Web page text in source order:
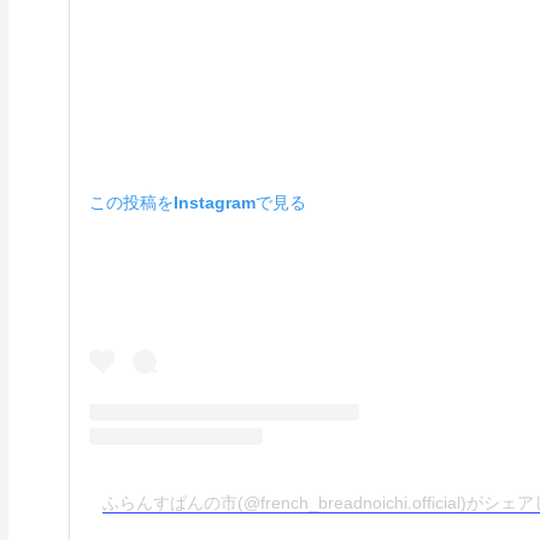
この投稿をInstagramで見る
ふらんすぱんの市(@french_breadnoichi.official)がシェア